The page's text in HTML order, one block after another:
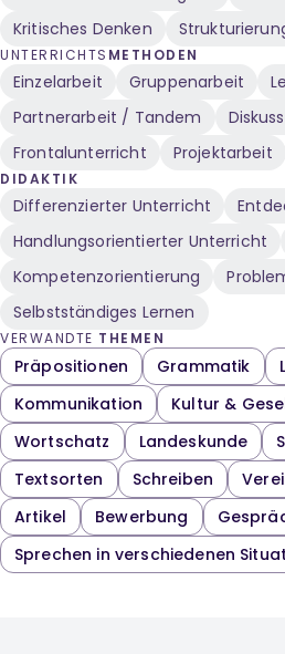
Kritisches Denken
UNTERRICHTS METHODEN
Einzelarbeit Gruppenarbeit
Partnerarbeit / Tandem
Frontalunterricht
Projektarbeit
DIDAKTIK
Differenzierter Unterricht
Handlungsorientierter Unterricht
Kompetenzorientierung
Selbstständiges Lernen
VERWANDTE THEMEN
Präpositionen Grammatik
Kommunikation
Kultur &
Wortschatz
Landeskunde
Textsorten
Schreiben
Artikel
Bewerbung
Sprechen in verschiedenen